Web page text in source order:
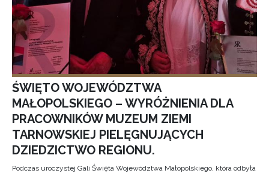
ŚWIĘTO WOJEWÓDZTWA
MAŁOPOLSKIEGO – WYRÓŻNIENIA DLA
PRACOWNIKÓW MUZEUM ZIEMI
TARNOWSKIEJ PIELĘGNUJĄCYCH
DZIEDZICTWO REGIONU.
Podczas uroczystej Gali Święta Województwa Małopolskiego, która odbyła